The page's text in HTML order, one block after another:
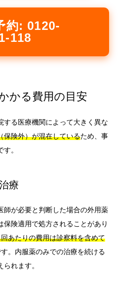
約: 0120-
118
かる費用の目安
する医療機関によって大きく異な
保険外）が混在しているため、事
。
療
師が必要と判断した場合の外用薬
保険適用で処方されることがあり
あたりの費用は診察料を含めて
す。内服薬のみでの治療を続ける
れます。